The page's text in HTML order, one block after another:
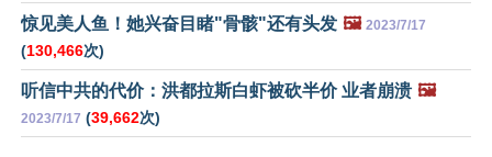
惊见美人鱼！她兴奋目睹"骨骸"还有头发 🖼️ 2023/7/17
(130,466次)
听信中共的代价：洪都拉斯白虾被砍半价 业者崩溃 🖼️
2023/7/17 (39,662次)